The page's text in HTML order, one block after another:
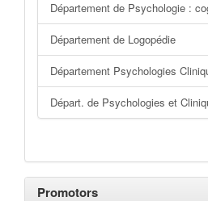
Département de Logopédie
Promotors